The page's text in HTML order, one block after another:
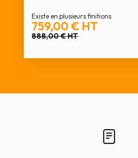
Existe en plusieurs finitions
759,00 € HT
888,00 €HT